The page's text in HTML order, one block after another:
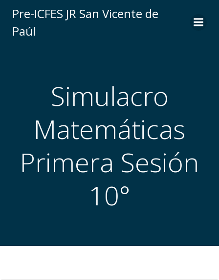
al
Pre-ICFES JR San Vicente de
Paúl
Simulacro
Matemáticas
Primera Sesión
10°